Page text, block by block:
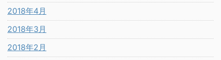
2018年4月
2018年3月
2018年2月